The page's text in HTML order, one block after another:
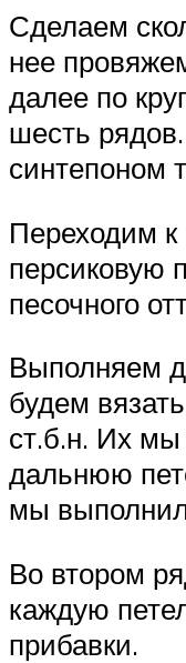
Сделаем
нее
далее по
шесть
синтепоном
Переходим к
персиковую
песочного
Выполняем
будем
ст.б.н. Их
дальнюю
мы
Во втором
каждую
прибавки.